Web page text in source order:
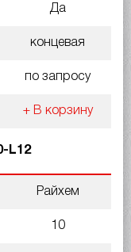
Да
концевая
по запросу
+ В корзину
L12
Райхем
10